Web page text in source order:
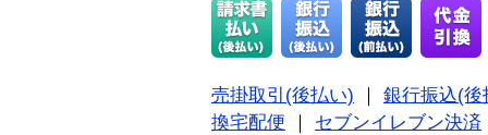
売掛取引(後払い)
銀行振込(後
換宅配便
セブンイレブン決済